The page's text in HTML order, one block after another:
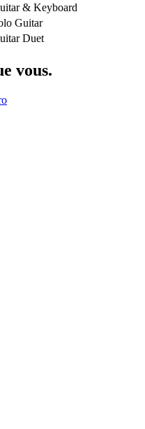
& Keyboard
Guitar
Duet
vous.